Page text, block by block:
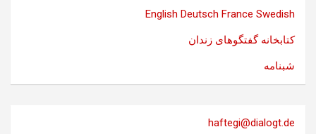
English Deutsch France Swedish
کتابخانه گفتگوهای زندان
شبنامه
haftegi@dialogt.de